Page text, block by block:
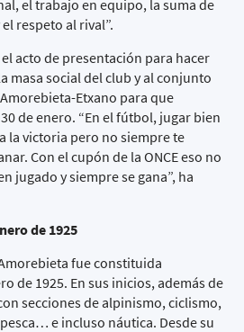
el trabajo en equipo, la suma de
respeto al rival”.
acto de presentación para hacer
masa social del club y al conjunto
Etxano para que
de enero. “En el fútbol, jugar bien
la victoria pero no siempre te
Con el cupón de la ONCE eso no
jugado y siempre se gana”, ha
de 1925
fue constituida
de 1925. En sus inicios, además de
secciones de alpinismo, ciclismo,
e incluso náutica. Desde su